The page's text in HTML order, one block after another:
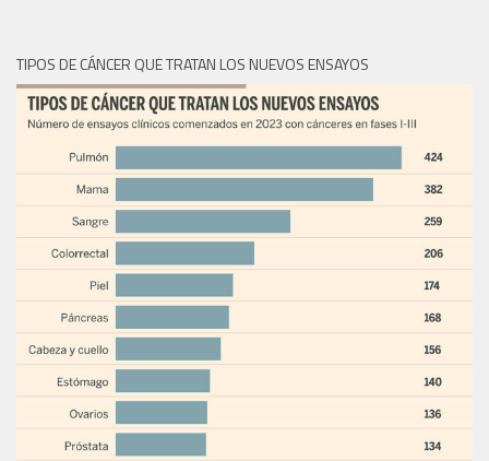
TIPOS DE CÁNCER QUE TRATAN LOS NUEVOS ENSAYOS